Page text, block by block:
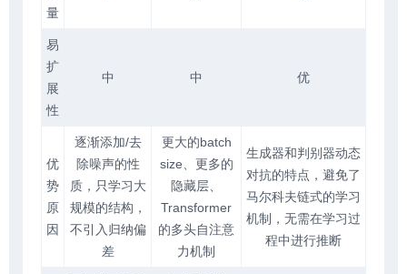
量
易
扩
展
性
中 中 优
优
势
原
因
逐渐添加/去
除噪声的性
质，只学习大
规模的结构，
不引入归纳偏
差
更大的batch
size、更多的
隐藏层、
Transformer
的多头自注意
力机制
生成器和判别器动态
对抗的特点，避免了
马尔科夫链式的学习
机制，无需在学习过
程中进行推断